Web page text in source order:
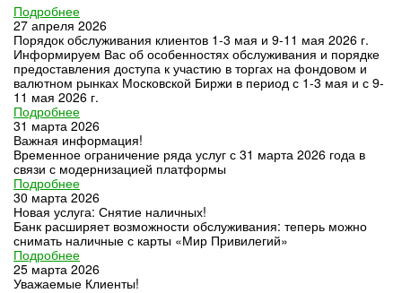
Подробнее
27 апреля 2026
Порядок обслуживания клиентов 1-3 мая и 9-11 мая 2026 г.
Информируем Вас об особенностях обслуживания и порядке
предоставления доступа к участию в торгах на фондовом и
валютном рынках Московской Биржи в период с 1-3 мая и с 9-
11 мая 2026 г.
Подробнее
31 марта 2026
Важная информация!
Временное ограничение ряда услуг с 31 марта 2026 года в
связи с модернизацией платформы
Подробнее
30 марта 2026
Новая услуга: Снятие наличных!
Банк расширяет возможности обслуживания: теперь можно
снимать наличные с карты «Мир Привилегий»
Подробнее
25 марта 2026
Уважаемые Клиенты!